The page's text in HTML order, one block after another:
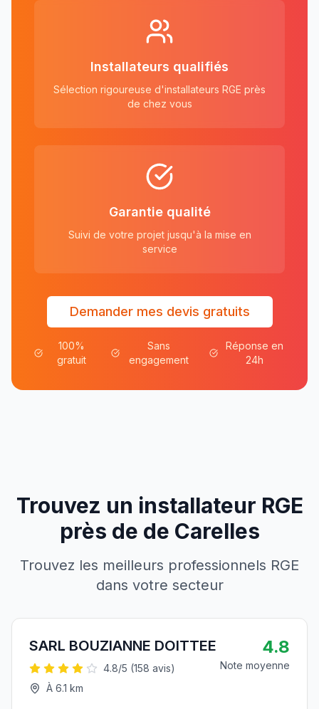
Installateurs qualifiés
Sélection rigoureuse d'installateurs RGE près
de chez vous
Garantie qualité
Suivi de votre projet jusqu'à la mise en
service
Demander mes devis gratuits
100%
gratuit
Sans
engagement
Réponse en
24h
Trouvez un installateur RGE
près de de Carelles
Trouvez les meilleurs professionnels RGE
dans votre secteur
SARL BOUZIANNE DOITTEE
4.8/5 (158 avis)
À 6.1 km
4.8
Note moyenne